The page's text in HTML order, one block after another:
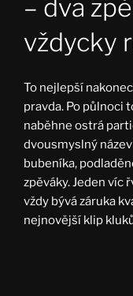
– dva
vždycky
To nejlepší
pravda. Po půlnoci
naběhne ostrá
dvousmyslný
bubeníka,
zpěváky. Jeden víc
vždy bývá záruka
nejnovější klip